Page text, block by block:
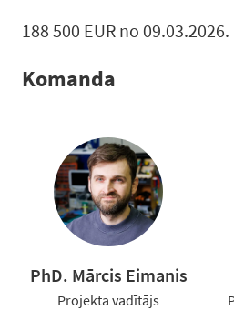
188 500 EUR no 09.03.2026.
Komanda
PhD. Mārcis Eimanis
Projekta vadītājs